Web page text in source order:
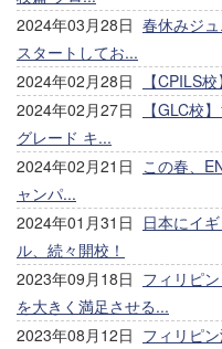
2024年03月28日 春休みジ
スタートしてお...
2024年02月28日
【CPILS
2024年02月27日
【GLC校
グレード キ...
2024年02月21日 この春、
ャンパ...
2024年01月31日 日本にイ
ル、続々開校！
2023年09月18日 フィリピ
を大きく満足させる...
2023年08月12日 フィリピ